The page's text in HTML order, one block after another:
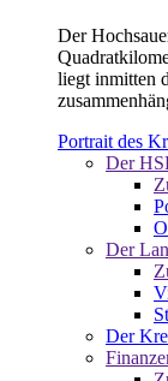
Der
liegt inmitten
Portrait des
Der
Der
Der